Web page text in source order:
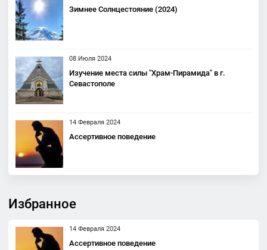
Зимнее Солнцестояние (2024)
08 Июля 2024
Изучение места силы "Храм-Пирамида" в г.
Севастополе
14 Февраля 2024
Ассертивное поведение
Избранное
14 Февраля 2024
Ассертивное поведение